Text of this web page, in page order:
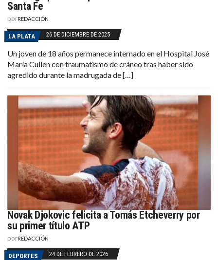
Santa Fe
porREDACCIÓN
LA PLATA 26 DE DICIEMBRE DE 2025
Un joven de 18 años permanece internado en el Hospital José
María Cullen con traumatismo de cráneo tras haber sido
agredido durante la madrugada de […]
Novak Djokovic felicita a Tomás Etcheverry por
su primer título ATP
porREDACCIÓN
DEPORTES 24 DE FEBRERO DE 2026